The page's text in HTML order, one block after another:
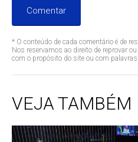
Comentar
* O conteúdo de cada comentário é de
Nos reservamos ao direito de reprovar
com o propósito do site ou com
VEJA TAMBÉM